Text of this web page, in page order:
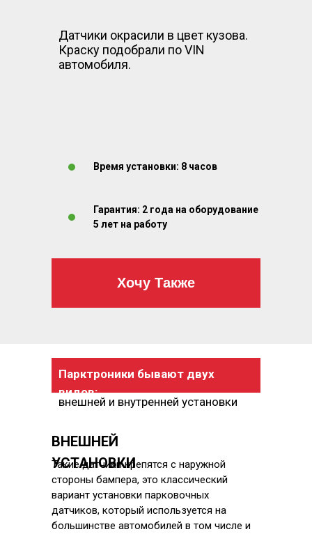
Датчики окрасили в цвет кузова.
Краску подобрали по VIN
автомобиля.
Хочу Также
Время установки: 8 часов
Гарантия: 2 года на оборудование
5 лет на работу
Парктроники бывают двух
видов:
внешней и внутренней установки
ВНЕШНЕЙ
УСТАНОВКИ
Такие датчики крепятся с наружной
стороны бампера, это классический
вариант установки парковочных
датчиков, который используется на
большинстве автомобилей в том числе и